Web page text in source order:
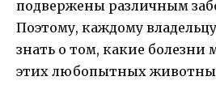
подвержены различным
Поэтому, каждому
знать о том, какие болезни
этих любопытных